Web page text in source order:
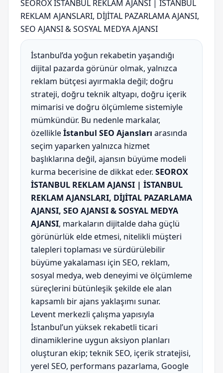
SEOROX İSTANBUL REKLAM AJANSI | İSTANBUL
REKLAM AJANSLARI, DİJİTAL PAZARLAMA AJANSI,
SEO AJANSI & SOSYAL MEDYA AJANSI
İstanbul’da yoğun rekabetin yaşandığı
dijital pazarda görünür olmak, yalnızca
reklam bütçesi ayırmakla değil; doğru
strateji, doğru teknik altyapı, doğru içerik
mimarisi ve doğru ölçümleme sistemiyle
mümkündür. Bu nedenle markalar,
özellikleİstanbul SEO Ajansları arasında
seçim yaparken yalnızca hizmet
başlıklarına değil, ajansın büyüme modeli
kurma becerisine de dikkat eder. SEOROX
İSTANBUL REKLAM AJANSI | İSTANBUL
REKLAM AJANSLARI, DİJİTAL PAZARLAMA
AJANSI, SEO AJANSI & SOSYAL MEDYA
AJANSI, markaların dijitalde daha güçlü
görünürlük elde etmesi, nitelikli müşteri
talepleri toplaması ve sürdürülebilir
büyüme yakalaması için SEO, reklam,
sosyal medya, web deneyimi ve ölçümleme
süreçlerini bütünleşik şekilde ele alan
kapsamlı bir ajans yaklaşımı sunar.
Levent merkezli çalışma yapısıyla
İstanbul’un yüksek rekabetli ticari
dinamiklerine uygun aksiyon planları
oluşturan ekip; teknik SEO, içerik stratejisi,
yerel SEO, performans pazarlama, Google